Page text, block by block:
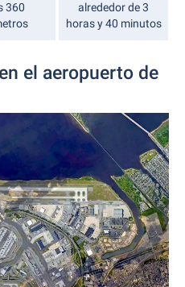
360
alrededor de 3
horas y 40 minutos
el aeropuerto de